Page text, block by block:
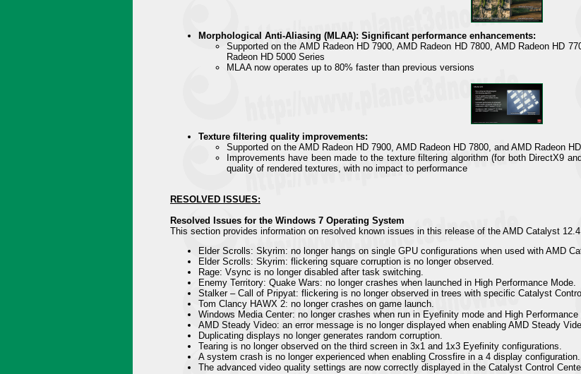
Morphological Anti-Aliasing (MLAA): Significant performance enhancements:
Supported on the AMD Radeon HD 7900, AMD Radeon HD 7800, AMD Radeon HD
Radeon HD 5000 Series
MLAA now operates up to 80% faster than previous versions
Texture filtering quality improvements:
Supported on the AMD Radeon HD 7900, AMD Radeon HD 7800, and AMD Radeon
Improvements have been made to the texture filtering algorithm (for both DirectX9
quality of rendered textures, with no impact to performance
RESOLVED ISSUES:
Resolved Issues for the Windows 7 Operating System
This section provides information on resolved known issues in this release of the AMD Catalyst
Elder Scrolls: Skyrim: no longer hangs on single GPU configurations when used with AMD
Elder Scrolls: Skyrim: flickering square corruption is no longer observed.
Rage: Vsync is no longer disabled after task switching.
Enemy Territory: Quake Wars: no longer crashes when launched in High Performance Mode.
Stalker – Call of Pripyat: flickering is no longer observed in trees with specific Catalyst
Tom Clancy HAWX 2: no longer crashes on game launch.
Windows Media Center: no longer crashes when run in Eyefinity mode and High
AMD Steady Video: an error message is no longer displayed when enabling AMD Steady
Duplicating displays no longer generates random corruption.
Tearing is no longer observed on the third screen in 3x1 and 1x3 Eyefinity configurations.
A system crash is no longer experienced when enabling Crossfire in a 4 display configuration.
The advanced video quality settings are now correctly displayed in the Catalyst Control